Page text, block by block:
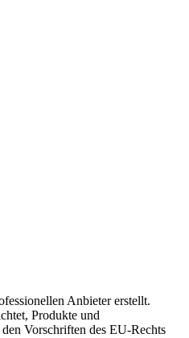
Anbieter erstellt.
Produkte und
Vorschriften des EU-Rechts